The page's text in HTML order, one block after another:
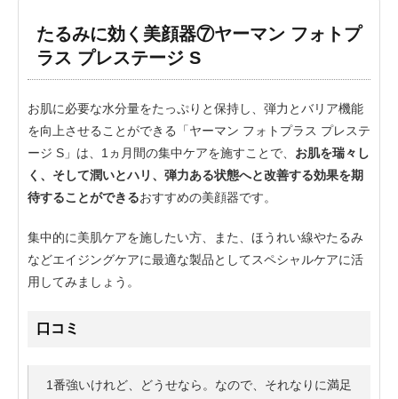
たるみに効く美顔器⑦ヤーマン フォトプ
ラス プレステージ S
お肌に必要な水分量をたっぷりと保持し、弾力とバリア機能
を向上させることができる「ヤーマン フォトプラス プレステ
ージ S」は、1ヵ月間の集中ケアを施すことで、 お肌を瑞々し
く、そして潤いとハリ、弾力ある状態へと改善する効果を期
待することができるおすすめの美顔器です。
集中的に美肌ケアを施したい方、また、ほうれい線やたるみ
などエイジングケアに最適な製品としてスペシャルケアに活
用してみましょう。
口コミ
1番強いけれど、どうせなら。なので、それなりに満足